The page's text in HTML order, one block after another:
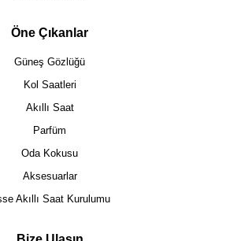
Öne Çıkanlar
Güneş Gözlüğü
Kol Saatleri
Akıllı Saat
Parfüm
Oda Kokusu
Aksesuarlar
Akıllı Saat Kurulumu